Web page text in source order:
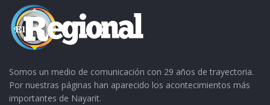
Somos un medio de comunicación con 29 años de trayectoria.
Por nuestras páginas han aparecido los acontecimientos más
importantes de Nayarit.